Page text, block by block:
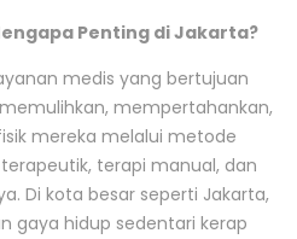
Penting di Jakarta?
medis yang bertujuan
mempertahankan,
mereka melalui metode
terapi manual, dan
Di kota besar seperti Jakarta,
gaya hidup sedentari kerap